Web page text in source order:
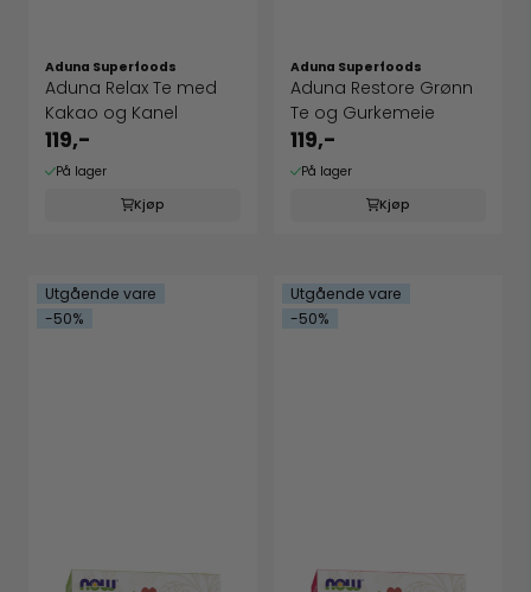
Aduna Superfoods
Aduna Relax Te med
Kakao og Kanel
119,-
På lager
Kjøp
Aduna Superfoods
Aduna Restore Grønn
Te og Gurkemeie
119,-
På lager
Kjøp
Utgående vare
-50%
Utgående vare
-50%